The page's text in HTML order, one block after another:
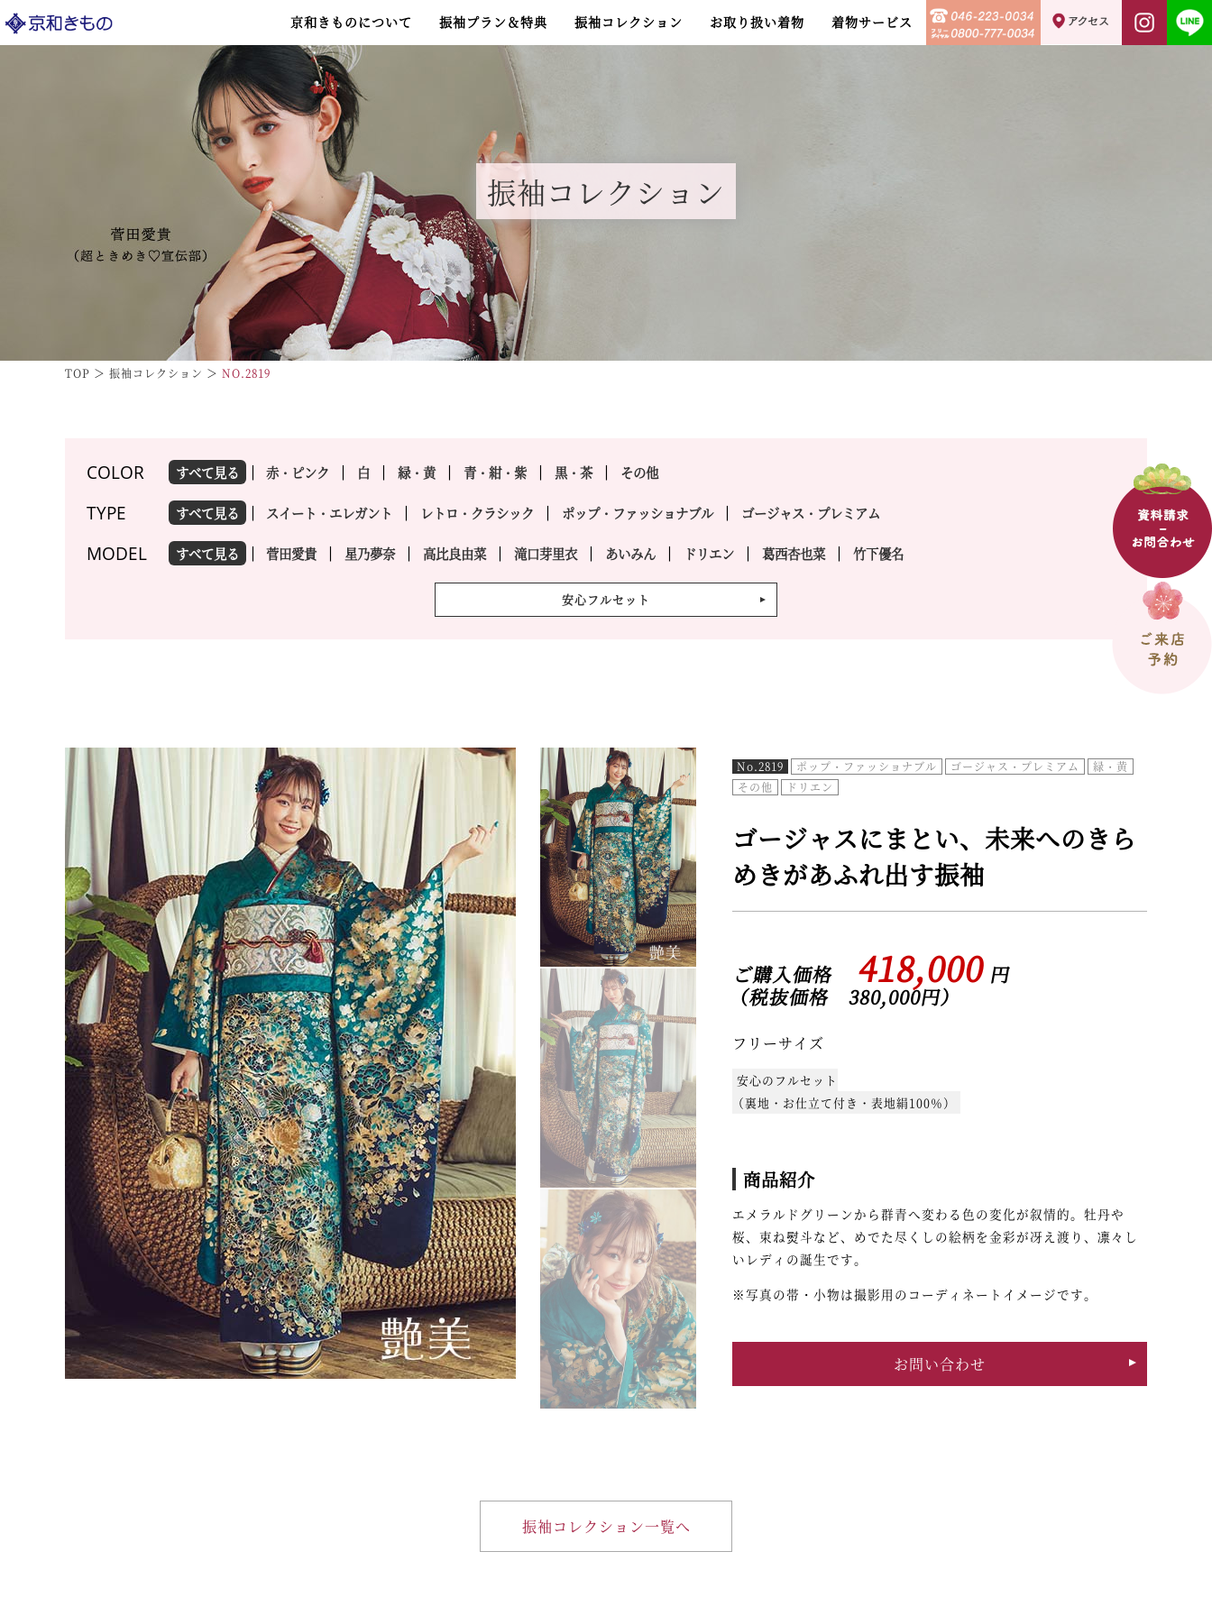
京和きものについて 振袖プラン＆特典 振袖コレクション お取り扱い着物 着物サービス
振袖コレクション
TOP 振袖コレクション NO.2819
COLOR すべて見る 赤・ピンク 白 緑・黄 青・紺・紫 黒・茶 その他
TYPE すべて見る スイート・エレガント レトロ・クラシック ポップ・ファッショナブル ゴージャス・プレミアム
MODEL すべて見る 菅田愛貴 星乃夢奈 高比良由菜 滝口芽里衣 あいみん ドリエン 葛西杏也菜 竹下優名
安心フルセット
No.2819 ポップ・ファッショナブル ゴージャス・プレミアム
緑・黄
その他
ドリエン
ゴージャスにまとい、未来へのきら
めきがあふれ出す振袖
ご購入価格418,000 円
（税抜価格 380,000円）
フリーサイズ
安心のフルセット
（裏地・お仕立て付き・表地絹100％）
商品紹介
エメラルドグリーンから群青へ変わる色の変化が叙情的。牡丹や
桜、束ね熨斗など、めでた尽くしの絵柄を金彩が冴え渡り、凛々し
いレディの誕生です。
※写真の帯・小物は撮影用のコーディネートイメージです。
お問い合わせ
振袖コレクション一覧へ